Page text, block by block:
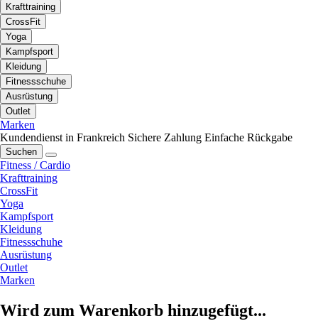
Krafttraining
CrossFit
Yoga
Kampfsport
Kleidung
Fitnessschuhe
Ausrüstung
Outlet
Marken
Kundendienst in Frankreich Sichere Zahlung Einfache Rückgabe
Suchen
Fitness / Cardio
Krafttraining
CrossFit
Yoga
Kampfsport
Kleidung
Fitnessschuhe
Ausrüstung
Outlet
Marken
Wird zum Warenkorb hinzugefügt...